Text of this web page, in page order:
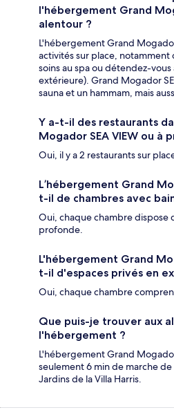
l'hébergement Grand
alentour ?
L'hébergement Grand
activités sur place,
soins au spa ou détendez-
extérieure). Grand Mogador
sauna et un hammam, mais
Y a-t-il des restaurants
Mogador SEA VIEW ou à
Oui, il y a 2 restaurants sur
L’hébergement Grand
t-il de chambres avec
Oui, chaque chambre dispose
profonde.
L'hébergement Grand
t-il d'espaces privés en
Oui, chaque chambre
Que puis-je trouver aux
l'hébergement ?
L'hébergement Grand
seulement 6 min de marche de
Jardins de la Villa Harris.